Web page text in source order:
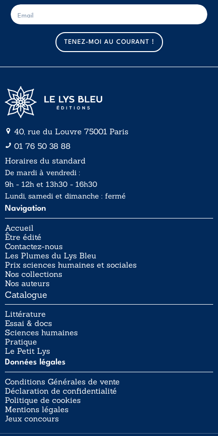
m
a
i
l
E
-
m
TENEZ-MOI AU COURANT !
40, rue du Louvre 75001 Paris
01 76 50 38 88
Horaires du standard
De mardi à vendredi :
9h - 12h et 13h30 - 16h30
Lundi, samedi et dimanche : fermé
Navigation
Accueil
Être édité
Contactez-nous
Les Plumes du Lys Bleu
Prix sciences humaines et sociales
Nos collections
Nos auteurs
Catalogue
Littérature
Essai & docs
Sciences humaines
Pratique
Le Petit Lys
Données légales
Conditions Générales de vente
Déclaration de confidentialité
Politique de cookies
Mentions légales
Jeux concours